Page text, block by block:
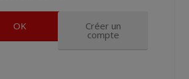
Créer un
compte